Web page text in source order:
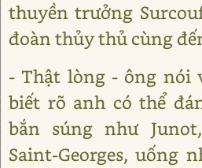
thuyền trưởng
đoàn thủy thủ cùng
- Thật lòng - ông nói
biết rõ anh có thể
bắn súng như
Saint-Georges, uống